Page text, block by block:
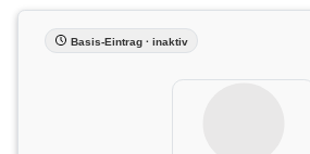
Basis-Eintrag · inaktiv